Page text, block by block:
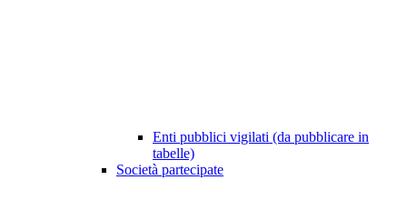
Enti pubblici vigilati (da pubblicare in
tabelle)
Società partecipate